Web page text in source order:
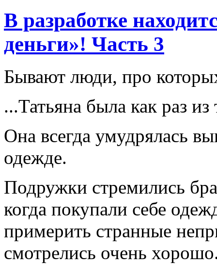
В разработке
деньги»! Часть 3
Бывают люди, про
...Татьяна была как раз
Она всегда умудрялась
одежде.
Подружки стремились
когда покупали себе
примерить странные
смотрелись очень